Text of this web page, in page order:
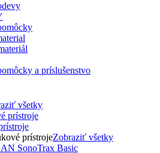
a príslušenstvo
všetky
prístrojeZobraziť všetky